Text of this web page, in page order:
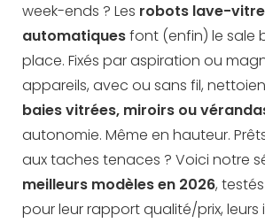
week-ends ? Les robots lave-
automatiquesfont (enfin) le sale
place. Fixés par aspiration ou
appareils, avec ou sans fil,
baies vitrées, miroirs ou
autonomie. Même en hauteur.
aux taches tenaces ? Voici notre
meilleurs modèles en 2026,
pour leur rapport qualité/prix,